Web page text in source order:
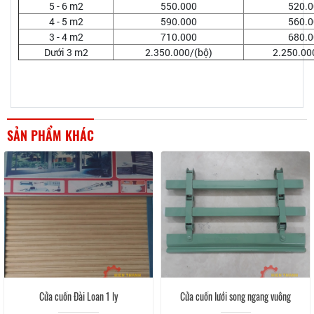
5 - 6 m2 550.000
4 - 5 m2
590.000
3 - 4 m2
710.000
Dưới 3 m2
2.350.000/(bộ)
SẢN PHẨM KHÁC
Cửa cuốn Đài Loan 1 ly Cửa cuốn lưới song ngang vuông